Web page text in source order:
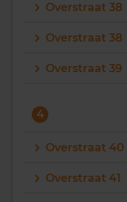
Overstraat 38
Overstraat 38
Overstraat 39
4
Overstraat 40
Overstraat 41